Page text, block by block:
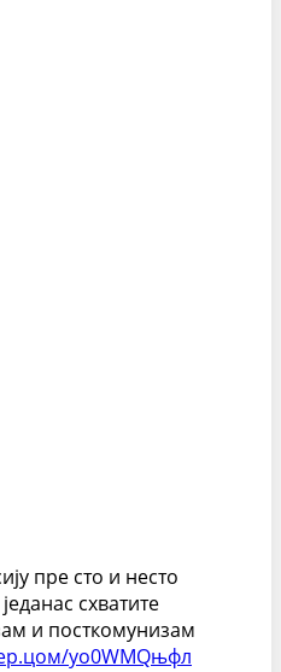
пре сто и несто
схватите
и посткомунизам
yо0WМQњфл